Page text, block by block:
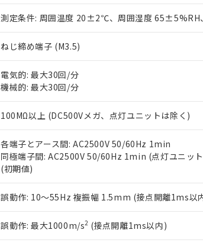
測定条件: 周囲温度 20±2℃、周囲湿度 65±5%RH
ねじ締め端子 (M3.5)
電気的: 最大30回/分
機械的: 最大30回/分
100MΩ以上 (DC500Vメガ、点灯ユニットは除く)
各端子とアース間: AC2500V 50/60Hz 1min
同極端子間: AC2500V 50/60Hz 1min (点灯ユニッ
(初期値)
誤動作: 10～55Hz 複振幅 1.5mm (接点開離1ms以
誤動作: 最大1000m/s2 (接点開離1ms以内)
正式な納期状況および標準価格はお客様の
当社販売員にご相談ください。
オムロン制御機器販売店や当社販売拠点は
在庫状況および標準価格結果を当社の事前
す。
ている必要があります。
お客様が当ウェブサイト上で当社にご登録
が、当社の製品・サービスに関するお客様
さい。
※当社の共同利用者とは、"個人情報の共
いる法人を指します。
※2 対応予定月
部品在庫の切り替え状況などにより、予定月が
※3 非含有証明書ダウンロード
下記の非含有証明書をダウンロードすることがで
EU RoHS指令（10物質）の非含有証明書
51物質の非含有証明書（当社基準）
※本証明書は発行日時点で非含有を証明するも
また、RoHS指令のフタル酸エステル類４物質
混在することから備考欄に対応日を記載しており
既に当社にて対応品への在庫切替を完了して
※2 環境保護使用期限
「ｅ」：有害物質（10物質）のすべてが基準値
「10」：通常の使用状況下において有害物質が
味します。
「－」：未確認です。当社販売部門へお問い合わ
置等に一切使用いたしません。
当社は、貴社製品を第三者に販売する場合
また当社は、販売先および販売に係わる関
たしません。
△ 一定数には満たないが在庫あり
－
在庫なし(最新の在庫状況については
機器販売店・当社販売員にご確認くだ
空
白
受注生産機種、また在庫状況の情報を